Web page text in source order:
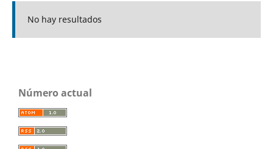
No hay resultados
Número actual